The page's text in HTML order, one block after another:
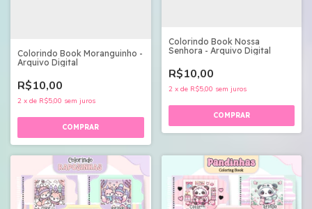
Colorindo Book Moranguinho -
Arquivo Digital
R$10,00
2 x de R$5,00 sem juros
Colorindo Book Nossa
Senhora - Arquivo Digital
R$10,00
2 x de R$5,00 sem juros